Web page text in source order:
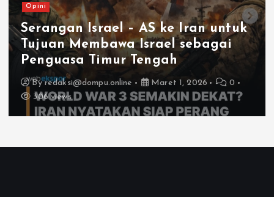
Opini
Serangan Israel – AS ke Iran untuk
Tujuan Membawa Israel sebagai
Penguasa Timur Tengah
Byredaksi@dompu.online Maret 1, 2026
0
306 views